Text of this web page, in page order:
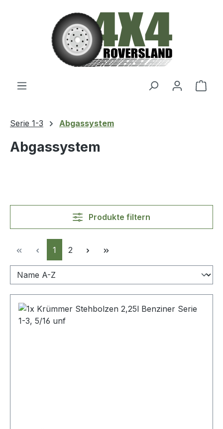
Zum Hauptinhalt springen
Serie 1-3 Abgassystem
Abgassystem
Produkte filtern
Seite
1 Seite
2